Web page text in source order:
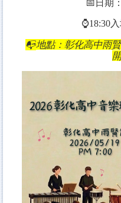
📅日期：
⌚18:30
📭地點：彰化高中雨